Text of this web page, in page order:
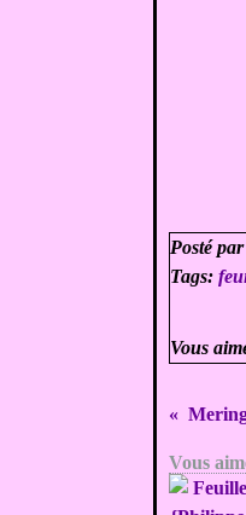
Posté
Tags:
Vous
Vous